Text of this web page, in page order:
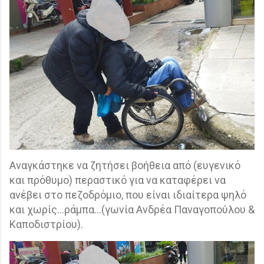
Αναγκάστηκε να ζητήσει βοήθεια από (ευγενικό
και πρόθυμο) περαστικό για να καταφέρει να
ανέβει στο πεζοδρόμιο, που είναι ιδιαίτερα ψηλό
και χωρίς…ράμπα…(γωνία Ανδρέα Παναγοπούλου &
Καποδιστρίου).